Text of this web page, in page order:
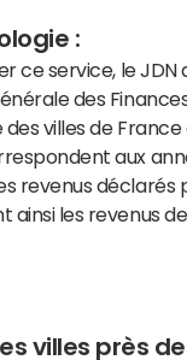
:
ce service, le
des
des villes de
aux
revenus déclarés
ainsi les revenus de
villes près